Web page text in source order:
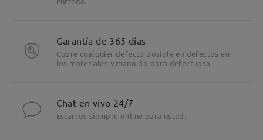
Garantía de 365 días
Cubre cualquier defecto posible en defectos en
los materiales y mano do obra defectuosa
Chat en vivo 24/7
Estamos siempre online para usted.